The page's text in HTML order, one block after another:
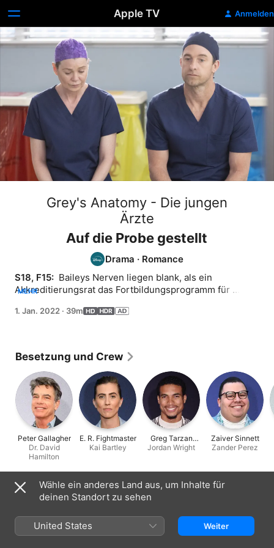
Apple TV Anmelden
Grey's Anatomy - Die jungen
Ärzte
Auf die Probe gestellt
Drama · Romance
S18, F15: Baileys Nerven liegen blank, als ein
Akkreditierungsrat das Fortbildungsprogramm für
mit Meredith einen weltweit erstmaligen operativen
MEHR
1. Jan. 2022 · 39m
Besetzung und Crew
Peter Gallagher
Dr. David
Hamilton
E. R. Fightmaster
Kai Bartley
Greg Tarzan
Davis
Jordan Wright
Zaiver Sinnett
Zander Perez
Informationen
2022
Dauer
Wähle ein anderes Land aus, um Inhalte für
deinen Standort zu sehen
United States Weiter